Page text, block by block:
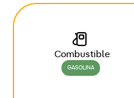
Combustible
GASOLINA